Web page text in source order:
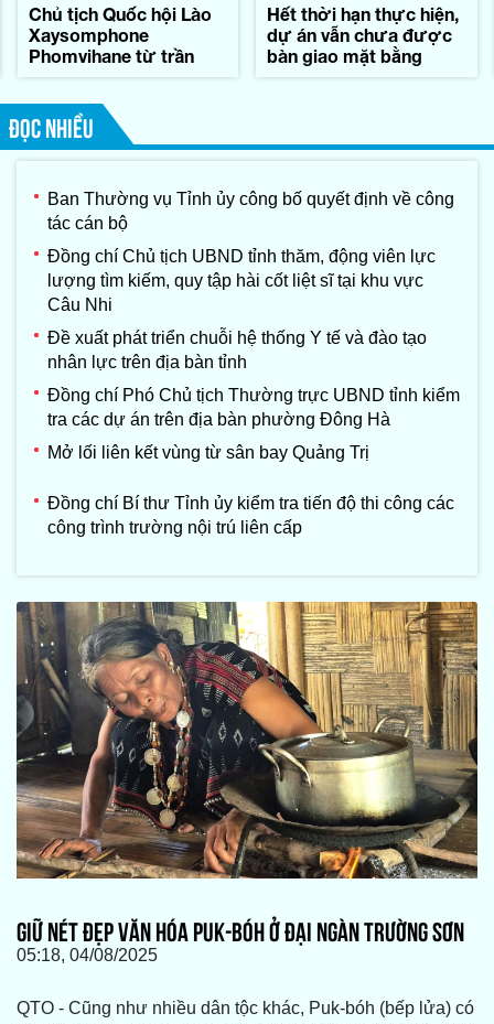
Chủ tịch Quốc hội Lào
Xaysomphone
Phomvihane từ trần
Hết thời hạn thực hiện,
dự án vẫn chưa được
bàn giao mặt bằng
ĐỌC NHIỀU
Ban Thường vụ Tỉnh ủy công bố quyết định về công
tác cán bộ
Đồng chí Chủ tịch UBND tỉnh thăm, động viên lực
lượng tìm kiếm, quy tập hài cốt liệt sĩ tại khu vực
Câu Nhi
Đề xuất phát triển chuỗi hệ thống Y tế và đào tạo
nhân lực trên địa bàn tỉnh
Đồng chí Phó Chủ tịch Thường trực UBND tỉnh kiểm
tra các dự án trên địa bàn phường Đông Hà
Mở lối liên kết vùng từ sân bay Quảng Trị
Đồng chí Bí thư Tỉnh ủy kiểm tra tiến độ thi công các
công trình trường nội trú liên cấp
GIỮ NÉT ĐẸP VĂN HÓA PUK-BÓH Ở ĐẠI NGÀN TRƯỜNG SƠN
05:18, 04/08/2025
QTO - Cũng như nhiều dân tộc khác, Puk-bóh (bếp lửa) có